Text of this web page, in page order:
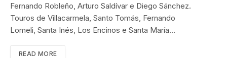
Fernando Robleño, Arturo Saldívar e Diego Sánchez.
Touros de Villacarmela, Santo Tomás, Fernando
Lomeli, Santa Inés, Los Encinos e Santa María…
READ MORE